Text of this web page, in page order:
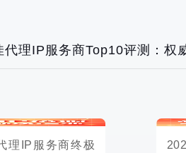
代理IP服务商Top10评测：权